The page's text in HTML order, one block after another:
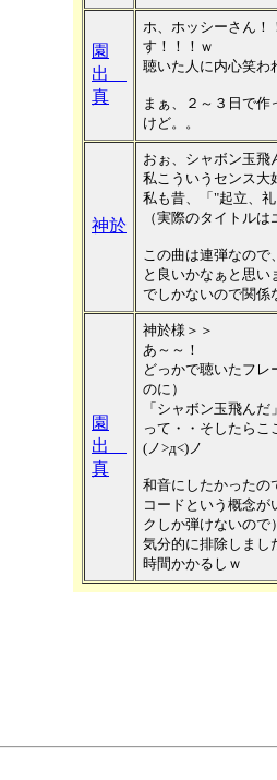
園
出
真
ホ、ホッシーさん！
す！！！ｗ
聴いた人に内心笑わ
まぁ、２～３日で
けど。。
神於
おぉ、シャボン玉飛
私こういうセンス大
私も昔、「"起立、
（実際のタイトル
この曲は連弾なの
と良いかなぁと思
でしかないので関係
園
出
真
神於様＞＞
あ～～！
どっかで聴いたフレ
のに）
「シャボン玉飛ん
って・・そしたらこ
(ノ>д<)ノ
和音にしたかったの
コードという概念が
クしか弾けないので）
気分的に排除しまし
時間かかるしｗ